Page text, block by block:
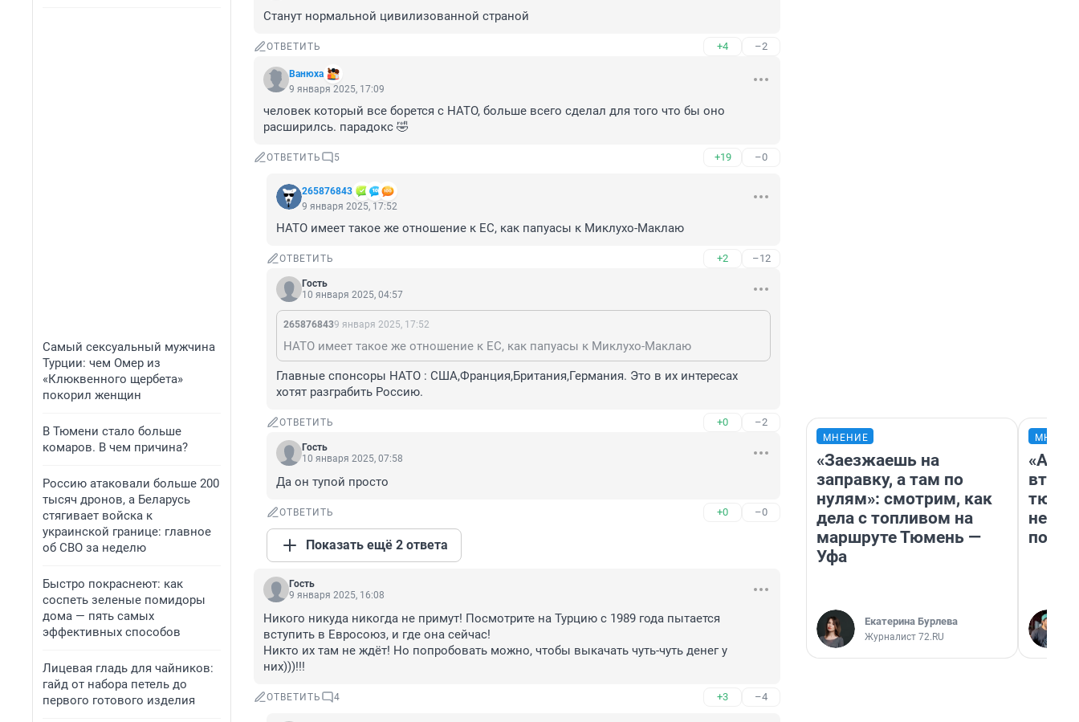
Самый сексуальный мужчина
Турции: чем Омер из
«Клюквенного щербета»
покорил женщин
В Тюмени стало больше
комаров. В чем причина?
Россию атаковали больше 200
тысяч дронов, а Беларусь
стягивает войска к
украинской границе: главное
об СВО за неделю
Быстро покраснеют: как
соспеть зеленые помидоры
дома — пять самых
эффективных способов
Лицевая гладь для чайников:
гайд от набора петель до
первого готового изделия
Станут нормальной цивилизованной страной
ОТВЕТИТЬ +4 –2
Вaнюхa
9 января 2025, 17:09
человек который все борется с НАТО, больше всего сделал для того что бы оно
расширилсь. парадокс 🤣
ОТВЕТИТЬ 5 +19 –0
265876843
9 января 2025, 17:52
НАТО имеет такое же отношение к ЕС, как папуасы к Миклухо-Маклаю
ОТВЕТИТЬ +2 –12
Гость
10 января 2025, 04:57
2658768439 января 2025, 17:52
НАТО имеет такое же отношение к ЕС, как папуасы к Миклухо-Маклаю
Главные спонсоры НАТО : США,Франция,Британия,Германия. Это в их интересах
хотят разграбить Россию.
ОТВЕТИТЬ +0 –2
Гость
10 января 2025, 07:58
Да он тупой просто
ОТВЕТИТЬ +0 –0
Показать ещё 2 ответа
Гость
9 января 2025, 16:08
Никого никуда никогда не примут! Посмотрите на Турцию с 1989 года пытается
вступить в Евросоюз, и где она сейчас!
Никто их там не ждёт! Но попробовать можно, чтобы выкачать чуть-чуть денег у
них)))!!!
ОТВЕТИТЬ 4 +3 –4
МНЕНИЕ
«Заезжаешь на
заправку, а там по
нулям»: смотрим, как
дела с топливом на
маршруте Тюмень —
Уфа
Екатерина Бурлева
Журналист 72.RU